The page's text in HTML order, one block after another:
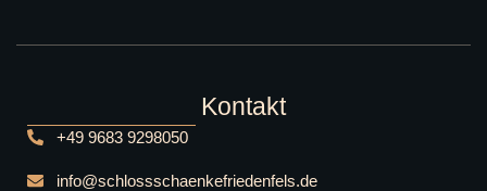
Kontakt
+49 9683 9298050
info@schlossschaenkefriedenfels.de